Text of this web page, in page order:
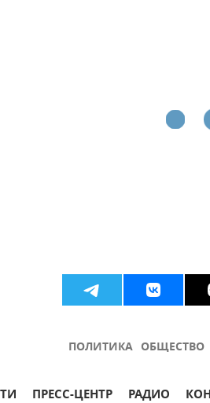
ПОЛИТИКА ОБЩЕСТВО
ПРЕСС-ЦЕНТР РАДИО